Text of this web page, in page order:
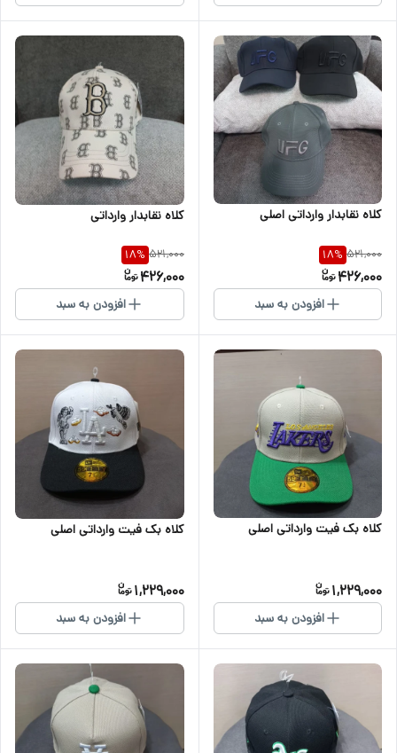
کلاه نقابدار وارداتی اصلی
521,000
18%
426,000
افزودن به سبد
کلاه نقابدار وارداتی
521,000
18%
426,000
افزودن به سبد
کلاه بک فیت وارداتی اصلی
1,229,000
افزودن به سبد
کلاه بک فیت وارداتی اصلی
1,229,000
افزودن به سبد